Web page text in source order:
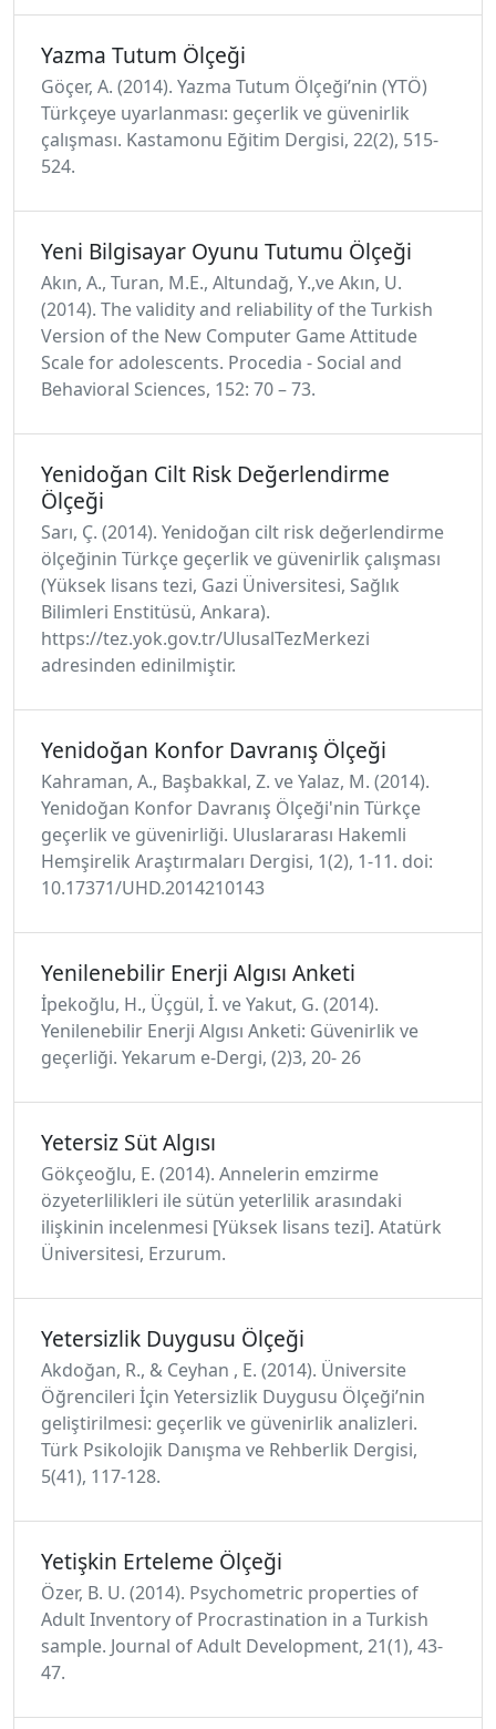
Yazma Tutum Ölçeği
Göçer, A. (2014). Yazma Tutum Ölçeği’nin (YTÖ)
Türkçeye uyarlanması: geçerlik ve güvenirlik
çalışması. Kastamonu Eğitim Dergisi, 22(2), 515-
524.
Yeni Bilgisayar Oyunu Tutumu Ölçeği
Akın, A., Turan, M.E., Altundağ, Y.,ve Akın, U.
(2014). The validity and reliability of the Turkish
Version of the New Computer Game Attitude
Scale for adolescents. Procedia - Social and
Behavioral Sciences, 152: 70 – 73.
Yenidoğan Cilt Risk Değerlendirme
Ölçeği
Sarı, Ç. (2014). Yenidoğan cilt risk değerlendirme
ölçeğinin Türkçe geçerlik ve güvenirlik çalışması
(Yüksek lisans tezi, Gazi Üniversitesi, Sağlık
Bilimleri Enstitüsü, Ankara).
https://tez.yok.gov.tr/UlusalTezMerkezi
adresinden edinilmiştir.
Yenidoğan Konfor Davranış Ölçeği
Kahraman, A., Başbakkal, Z. ve Yalaz, M. (2014).
Yenidoğan Konfor Davranış Ölçeği'nin Türkçe
geçerlik ve güvenirliği. Uluslararası Hakemli
Hemşirelik Araştırmaları Dergisi, 1(2), 1-11. doi:
10.17371/UHD.2014210143
Yenilenebilir Enerji Algısı Anketi
İpekoğlu, H., Üçgül, İ. ve Yakut, G. (2014).
Yenilenebilir Enerji Algısı Anketi: Güvenirlik ve
geçerliği. Yekarum e-Dergi, (2)3, 20- 26
Yetersiz Süt Algısı
Gökçeoğlu, E. (2014). Annelerin emzirme
özyeterlilikleri ile sütün yeterlilik arasındaki
ilişkinin incelenmesi [Yüksek lisans tezi]. Atatürk
Üniversitesi, Erzurum.
Yetersizlik Duygusu Ölçeği
Akdoğan, R., & Ceyhan , E. (2014). Üniversite
Öğrencileri İçin Yetersizlik Duygusu Ölçeği’nin
geliştirilmesi: geçerlik ve güvenirlik analizleri.
Türk Psikolojik Danışma ve Rehberlik Dergisi,
5(41), 117-128.
Yetişkin Erteleme Ölçeği
Özer, B. U. (2014). Psychometric properties of
Adult Inventory of Procrastination in a Turkish
sample. Journal of Adult Development, 21(1), 43-
47.